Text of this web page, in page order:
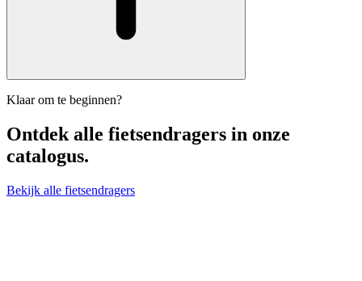
Klaar om te beginnen?
Ontdek alle fietsendragers in onze
catalogus.
Bekijk alle fietsendragers